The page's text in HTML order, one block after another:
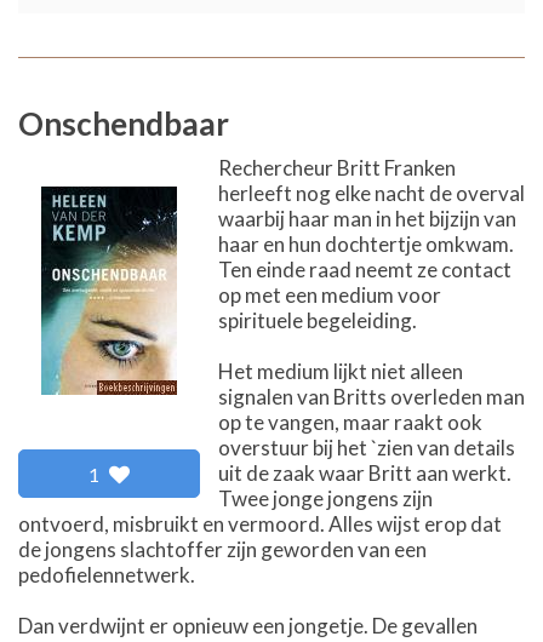
Onschendbaar
1
Rechercheur Britt Franken
herleeft nog elke nacht de overval
waarbij haar man in het bijzijn van
haar en hun dochtertje omkwam.
Ten einde raad neemt ze contact
op met een medium voor
spirituele begeleiding.
Het medium lijkt niet alleen
signalen van Britts overleden man
op te vangen, maar raakt ook
overstuur bij het `zien van details
uit de zaak waar Britt aan werkt.
Twee jonge jongens zijn
ontvoerd, misbruikt en vermoord. Alles wijst erop dat
de jongens slachtoffer zijn geworden van een
pedofielennetwerk.
Dan verdwijnt er opnieuw een jongetje. De gevallen